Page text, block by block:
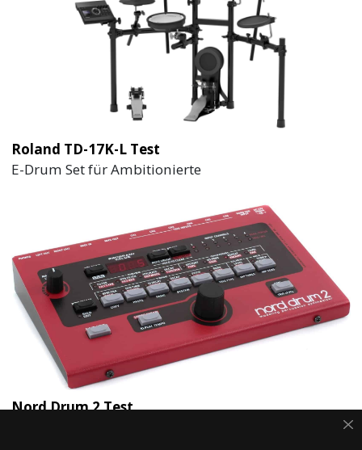
Roland TD-17K-L Test
E-Drum Set für Ambitionierte
Nord Drum 2 Test